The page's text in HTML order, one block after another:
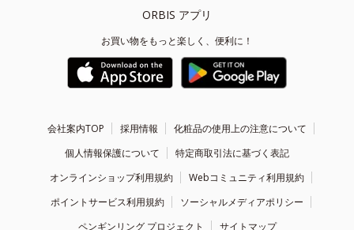
ORBIS アプリ
お買い物をもっと楽しく、便利に！
会社案内TOP 採用情報
化粧品の使用上の注意について
個人情報保護について
特定商取引法に基づく表記
オンラインショップ利用規約
Webコミュニティ利用規約
ポイントサービス利用規約
ソーシャルメディアポリシー
ペンギンリング プロジェクト
サイトマップ